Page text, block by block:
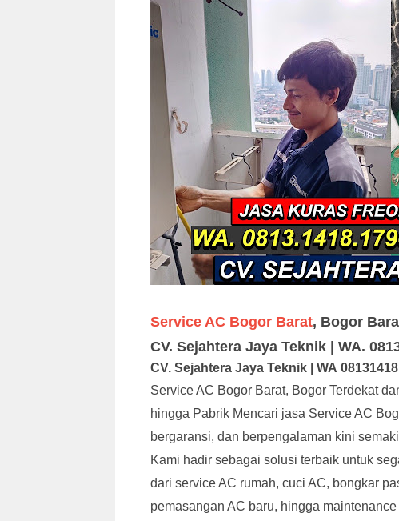
Service AC Bogor Barat, Bogor
CV. Sejahtera Jaya Teknik | WA.
CV. Sejahtera Jaya Teknik | WA 08131
Service AC Bogor Barat, Bogor Terdekat
hingga Pabrik Mencari jasa Service AC
bergaransi, dan berpengalaman kini
Kami hadir sebagai solusi terbaik untuk
dari service AC rumah, cuci AC, bongkar
pemasangan AC baru, hingga